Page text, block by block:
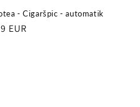
- Cigaršpic - automatik
EUR